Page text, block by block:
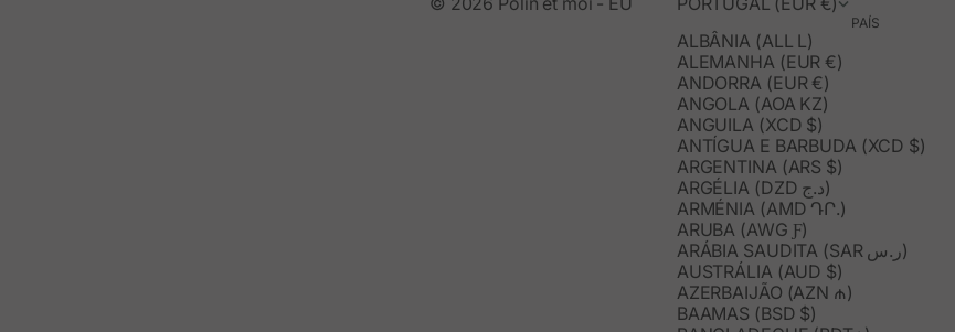
PAÍS
ALBÂNIA (ALL L)
ALEMANHA (EUR €)
ANDORRA (EUR €)
ANGOLA (AOA KZ)
ANGUILA (XCD $)
ANTÍGUA E BARBUDA (XCD $)
ARGENTINA (ARS $)
ARGÉLIA (DZD د.ج)
ARMÉNIA (AMD ԴՐ.)
ARUBA (AWG Ƒ)
ARÁBIA SAUDITA (SAR ر.س)
AUSTRÁLIA (AUD $)
AZERBAIJÃO (AZN ₼)
BAAMAS (BSD $)